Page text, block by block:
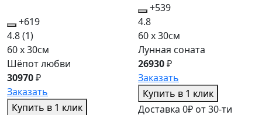
+619
4.8(1)
60 x 30см
Шёпот любви
30970₽
Заказать
Купить в 1 клик
+539
4.8
60 x 30см
Лунная соната
26930₽
Заказать
Купить в 1 клик
Доставка 0₽ от 30-ти